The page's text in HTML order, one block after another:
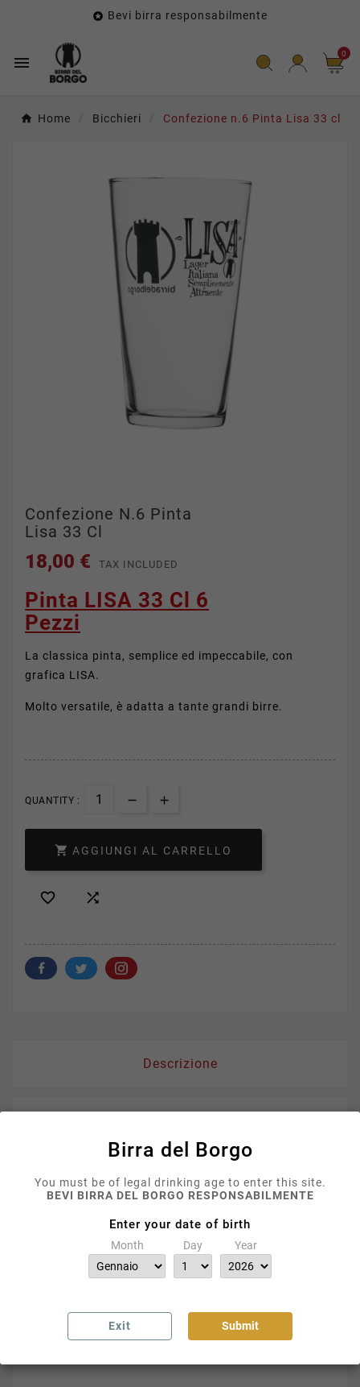
 Bevi birra responsabilmente
 0
Home Bicchieri Confezione n.6 Pinta Lisa 33 cl
Confezione N.6 Pinta
Lisa 33 Cl
18,00 € TAX INCLUDED
Pinta LISA 33 Cl 6
Pezzi
La classica pinta, semplice ed impeccabile, con
grafica LISA.
Molto versatile, è adatta a tante grandi birre.
QUANTITY :
 AGGIUNGI AL CARRELLO
 
Descrizione
BIRRE
ReAle
My Antonia
Perle Ai Porci
Birra del Borgo
You must be of legal drinking age to enter this site.
BEVI BIRRA DEL BORGO RESPONSABILMENTE
Enter your date of birth
Month Day Year
Exit Submit